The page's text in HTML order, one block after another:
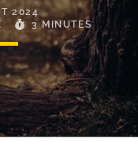
2024
3 MINUTES